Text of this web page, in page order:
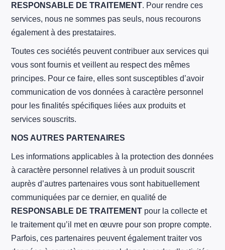
RESPONSABLE DE TRAITEMENT. Pour rendre ces
services, nous ne sommes pas seuls, nous recourons
également à des prestataires.
Toutes ces sociétés peuvent contribuer aux services qui
vous sont fournis et veillent au respect des mêmes
principes. Pour ce faire, elles sont susceptibles d’avoir
communication de vos données à caractère personnel
pour les finalités spécifiques liées aux produits et
services souscrits.
NOS AUTRES PARTENAIRES
Les informations applicables à la protection des données
à caractère personnel relatives à un produit souscrit
auprès d’autres partenaires vous sont habituellement
communiquées par ce dernier, en qualité de
RESPONSABLE DE TRAITEMENT pour la collecte et
le traitement qu’il met en œuvre pour son propre compte.
Parfois, ces partenaires peuvent également traiter vos